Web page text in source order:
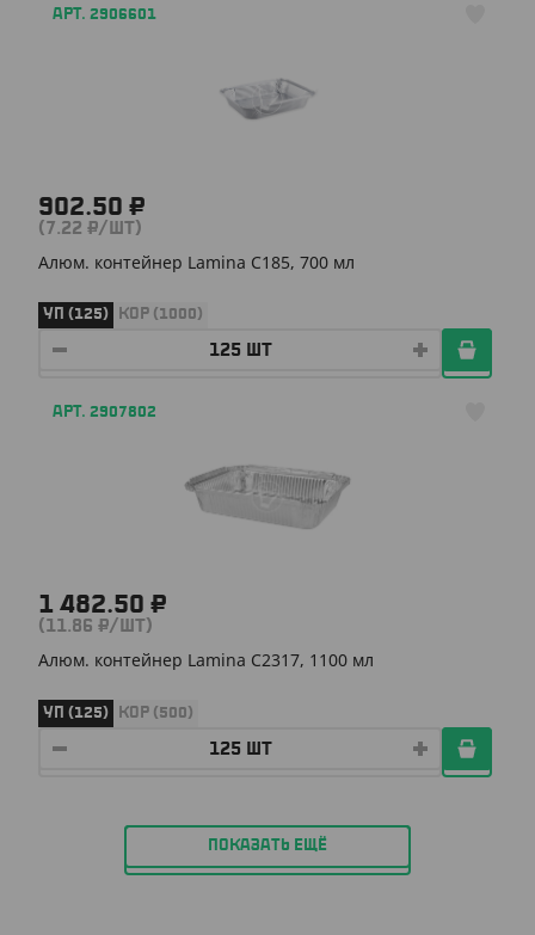
АРТ. 2906601
902.50 ₽
(7.22 ₽/ШТ)
Алюм. контейнер Lamina C185, 700 мл
УП (125) КОР (1000)
АРТ. 2907802
1 482.50 ₽
(11.86 ₽/ШТ)
Алюм. контейнер Lamina C2317, 1100 мл
УП (125) КОР (500)
ПОКАЗАТЬ ЕЩЁ